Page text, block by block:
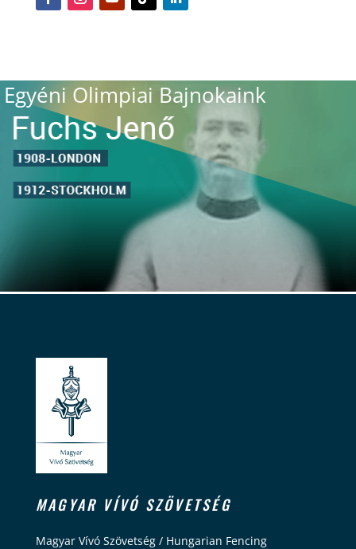
Egyéni Olimpiai Bajnokaink
MAGYAR VÍVÓ SZÖVETSÉG
Magyar Vívó Szövetség / Hungarian Fencing